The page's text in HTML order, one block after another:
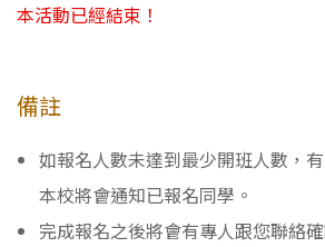
本活動已經結束！
備註
如報名人數未達到最少開班人數，
本校將會通知已報名同學。
完成報名之後將會有專人跟您聯絡